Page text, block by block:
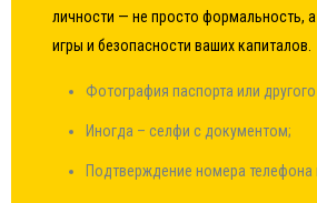
личности — не просто формальность, а
игры и безопасности ваших капиталов.
Фотография паспорта или
Иногда – селфи с документом;
Подтверждение номера телефона